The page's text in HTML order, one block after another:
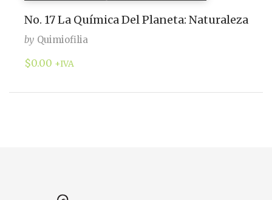
No. 17 La Química Del Planeta: Naturaleza
by Quimiofilia
$0.00 +IVA